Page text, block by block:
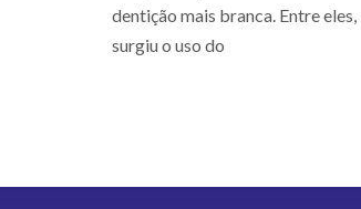
dentição mais branca. Entre eles,
surgiu o uso do